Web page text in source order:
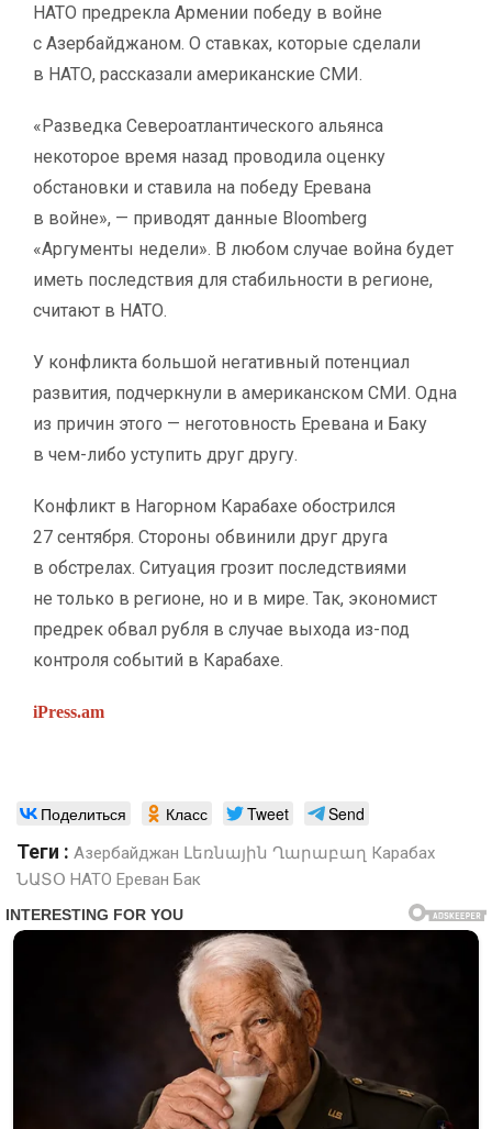
НАТО предрекла Армении победу в войне
с Азербайджаном. О ставках, которые сделали
в НАТО, рассказали американские СМИ.
«Разведка Североатлантического альянса
некоторое время назад проводила оценку
обстановки и ставила на победу Еревана
в войне», — приводят данные Bloomberg
«Аргументы недели». В любом случае война будет
иметь последствия для стабильности в регионе,
считают в НАТО.
У конфликта большой негативный потенциал
развития, подчеркнули в американском СМИ. Одна
из причин этого — неготовность Еревана и Баку
в чем-либо уступить друг другу.
Конфликт в Нагорном Карабахе обострился
27 сентября. Стороны обвинили друг друга
в обстрелах. Ситуация грозит последствиями
не только в регионе, но и в мире. Так, экономист
предрек обвал рубля в случае выхода из-под
контроля событий в Карабахе.
iPress.am
Поделиться Класс Tweet Send
Теги : Азербайджан Լեռնային Ղարաբաղ Карабах
ՆԱՏՕ НАТО Ереван Бак